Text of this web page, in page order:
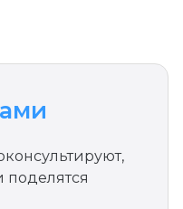
поделятся